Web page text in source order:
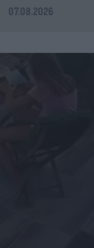
07.08.2026